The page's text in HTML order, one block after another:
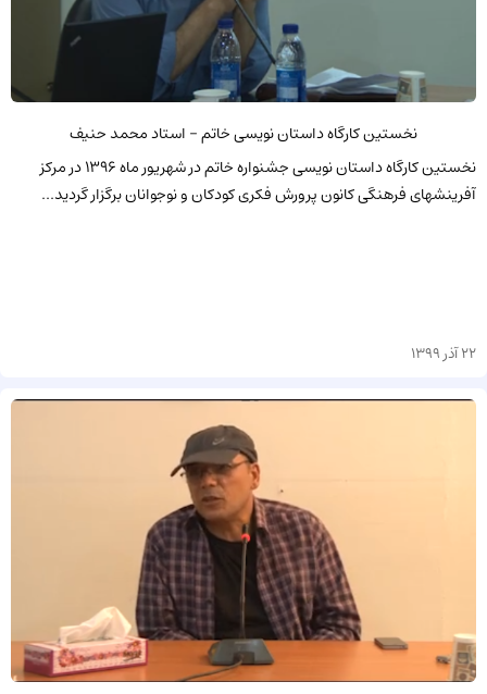
نخستین کارگاه داستان نویسی خاتم - استاد محمد حنیف
نخستین کارگاه داستان نویسی جشنواره خاتم در شهریور ماه 1396 در مرکز
آفرینشهای فرهنگی کانون پرورش فکری کودکان و نوجوانان برگزار گردید...
22 آذر 1399